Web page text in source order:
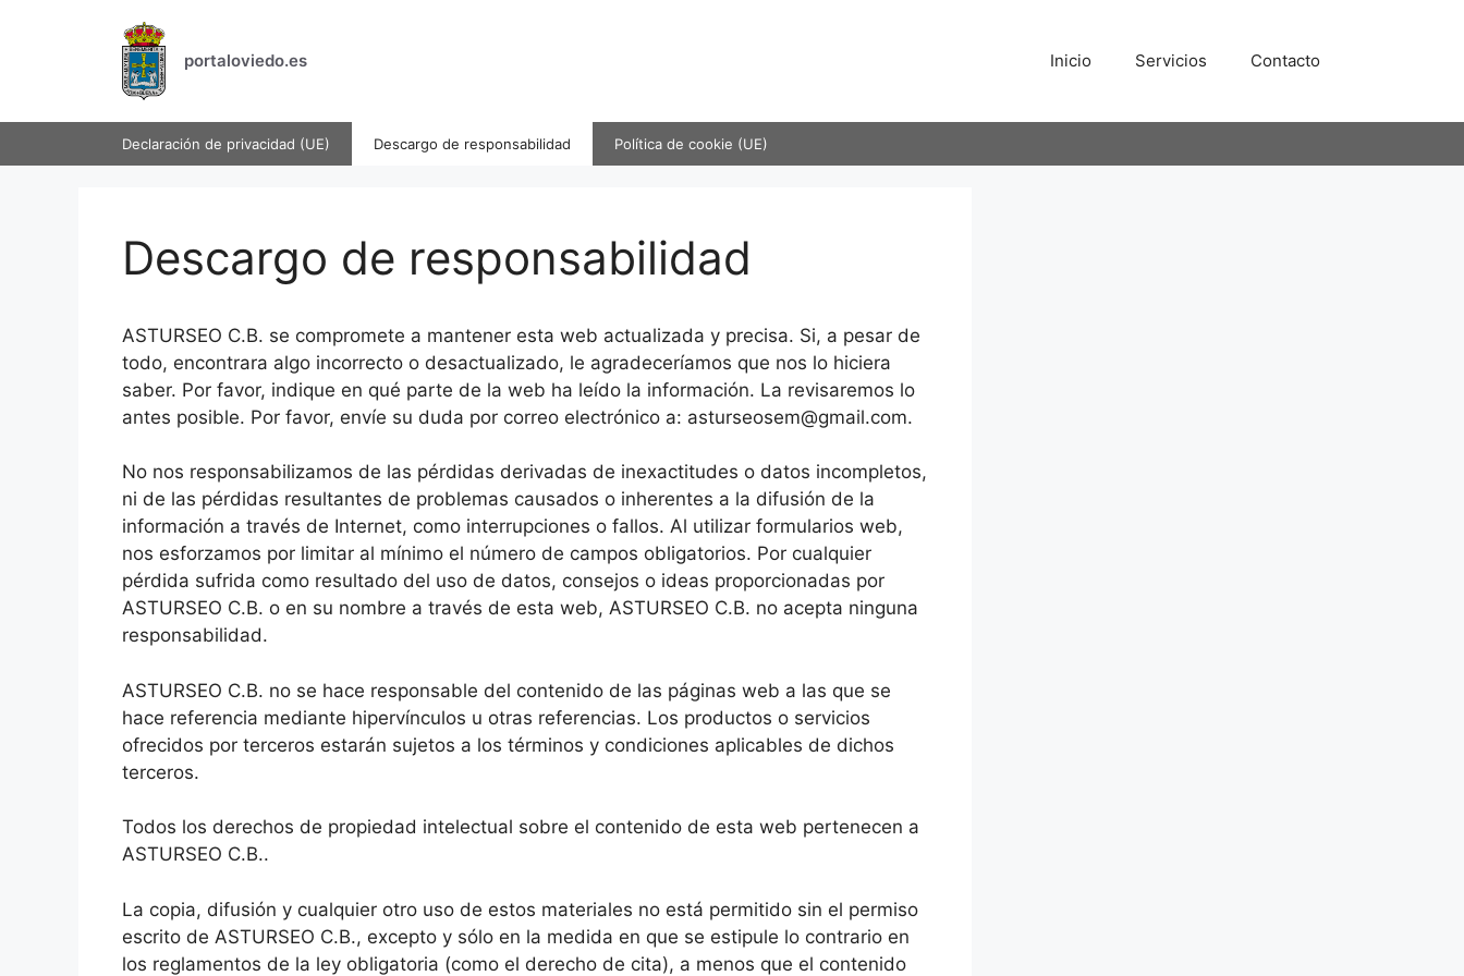
portaloviedo.es Inicio Servicios Contacto
Declaración de privacidad (UE) Descargo de responsabilidad Política de cookie (UE)
Descargo de responsabilidad
ASTURSEO C.B. se compromete a mantener esta web actualizada y precisa. Si, a pesar de
todo, encontrara algo incorrecto o desactualizado, le agradeceríamos que nos lo hiciera
saber. Por favor, indique en qué parte de la web ha leído la información. La revisaremos lo
antes posible. Por favor, envíe su duda por correo electrónico a: moc.liamg@mesoesrutsa.
No nos responsabilizamos de las pérdidas derivadas de inexactitudes o datos incompletos,
ni de las pérdidas resultantes de problemas causados o inherentes a la difusión de la
información a través de Internet, como interrupciones o fallos. Al utilizar formularios web,
nos esforzamos por limitar al mínimo el número de campos obligatorios. Por cualquier
pérdida sufrida como resultado del uso de datos, consejos o ideas proporcionadas por
ASTURSEO C.B. o en su nombre a través de esta web, ASTURSEO C.B. no acepta ninguna
responsabilidad.
ASTURSEO C.B. no se hace responsable del contenido de las páginas web a las que se
hace referencia mediante hipervínculos u otras referencias. Los productos o servicios
ofrecidos por terceros estarán sujetos a los términos y condiciones aplicables de dichos
terceros.
Todos los derechos de propiedad intelectual sobre el contenido de esta web pertenecen a
ASTURSEO C.B..
La copia, difusión y cualquier otro uso de estos materiales no está permitido sin el permiso
escrito de ASTURSEO C.B., excepto y sólo en la medida en que se estipule lo contrario en
los reglamentos de la ley obligatoria (como el derecho de cita), a menos que el contenido